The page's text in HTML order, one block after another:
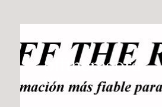
offtherecord
OTR